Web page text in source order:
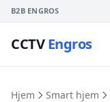
B2B ENGROS
CCTVEngros
Hjem Smart hjem